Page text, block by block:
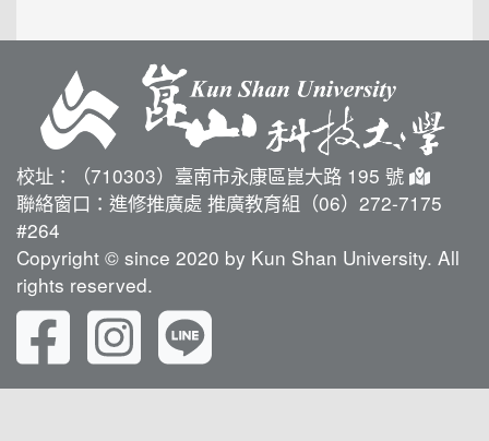
校址：（710303）臺南市永康區崑大路 195 號
聯絡窗口：進修推廣處 推廣教育組（06）272-7175
#264
Copyright © since 2020 by Kun Shan University. All
rights reserved.